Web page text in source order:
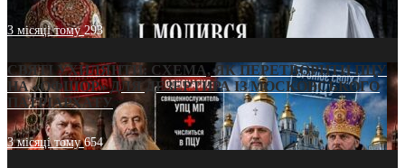
3 місяці тому293
СВЯТІ УХИЛЯНТИ: СХЕМА, ЯК ПЕРЕТВОРИТИ ПЦУ
НА «ОФШОР» ДЛЯ ДЕЗЕРТИРА ІЗ МОСКОВСЬКОГО
ПАТРІАРХАТУ
3 місяці тому654